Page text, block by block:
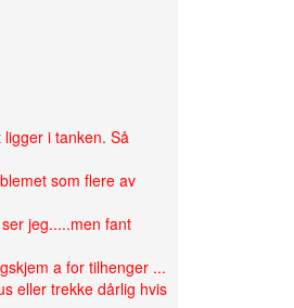
i tanken. Så
som flere av
jeg.....men fant
a for tilhenger ...
eller trekke dårlig hvis